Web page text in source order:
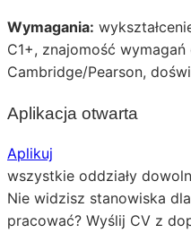
Wymagania:
C1+, znajomość
Cambridge/Pearson,
Aplikacja otwarta
Aplikuj
wszystkie oddziały
Nie widzisz stanowiska
pracować? Wyślij CV z